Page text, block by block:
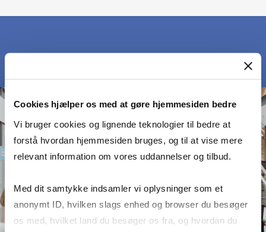
Cookies hjælper os med at gøre hjemmesiden bedre
Vi bruger cookies og lignende teknologier til bedre at
forstå hvordan hjemmesiden bruges, og til at vise mere
relevant information om vores uddannelser og tilbud.
Med dit samtykke indsamler vi oplysninger som et
anonymt ID, hvilken slags enhed og browser du besøger
os med, hvilket land du besøger os fra, og hvordan du